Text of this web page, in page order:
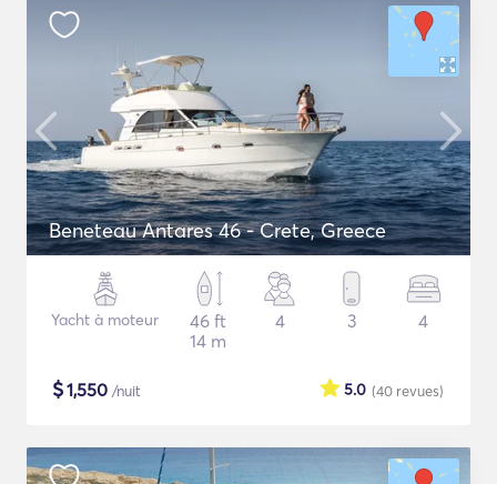
Beneteau Antares 46 - Crete, Greece
Yacht à moteur
46 ft
14 m
4 3 4
$1,550 /nuit (40 revues)
5.0